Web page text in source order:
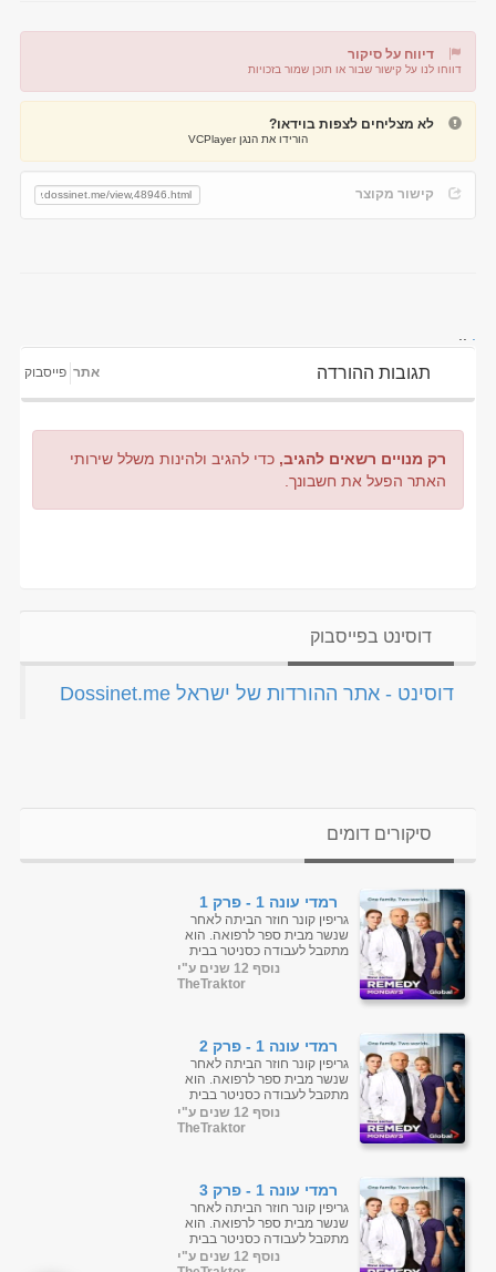
דיווח על סיקור
דווחו לנו על קישור שבור או תוכן שמור בזכויות
דיווח על קישור שבור
לא מצליחים לצפות בוידאו?
הורידו את הנגן VCPlayer
קישור מקוצר
תגובות ההורדה אתר פייסבוק
רק מנויים רשאים להגיב, כדי להגיב ולהינות משלל שירותי
האתר הפעל את חשבונך.
דוסינט בפייסבוק
‏דוסינט - אתר ההורדות של ישראל Dossinet.me‏
סיקורים דומים
רמדי עונה 1 - פרק 1
גריפין קונר חוזר הביתה לאחר
שנשר מבית ספר לרפואה. הוא
מתקבל לעבודה כסניטר בבית
החולים שבו אביו, מנהל בית
החולים, ואחיותיו, אחות
נוסף 12 שנים ע"י
TheTraktor
רמדי עונה 1 - פרק 2
גריפין קונר חוזר הביתה לאחר
שנשר מבית ספר לרפואה. הוא
מתקבל לעבודה כסניטר בבית
החולים שבו אביו, מנהל בית
החולים, ואחיותיו, אחות
נוסף 12 שנים ע"י
TheTraktor
רמדי עונה 1 - פרק 3
גריפין קונר חוזר הביתה לאחר
שנשר מבית ספר לרפואה. הוא
מתקבל לעבודה כסניטר בבית
החולים שבו אביו, מנהל בית
נוסף 12 שנים ע"י